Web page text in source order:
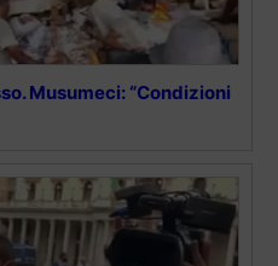
Musumeci: “Condizioni